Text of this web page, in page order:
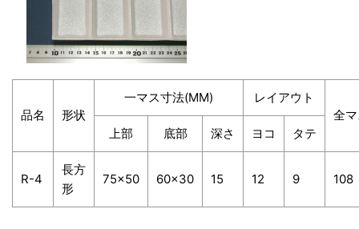
品名 形状
一マス寸法(MM)
レイアウト
全
上部
底部 深さ ヨコ タテ
R-4
長方
形
75×50 60×30 15 12 9 108